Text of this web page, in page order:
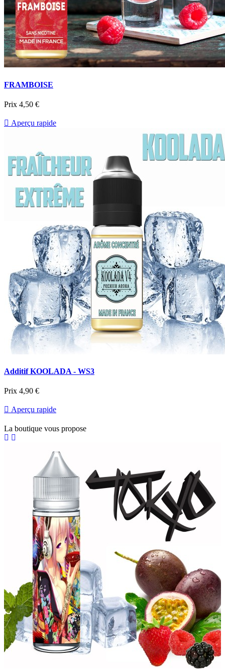
FRAMBOISE
Prix 4,50 €
 Aperçu rapide
Additif KOOLADA - WS3
Prix 4,90 €
 Aperçu rapide
La boutique vous propose